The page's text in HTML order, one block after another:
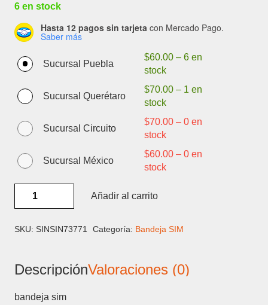
6 en stock
Hasta 12 pagos sin tarjeta con Mercado Pago.
Saber más
Sucursal Puebla
$60.00 –6 en
stock
Sucursal Querétaro
$70.00 – 1 en
stock
Sucursal Circuito
$70.00 –0 en
stock
Sucursal México
$60.00 –0 en
stock
BANDEJA
Añadir al carrito
SKU: SINSIN73771 Categoría: Bandeja SIM
DescripciónValoraciones (0)
bandeja sim